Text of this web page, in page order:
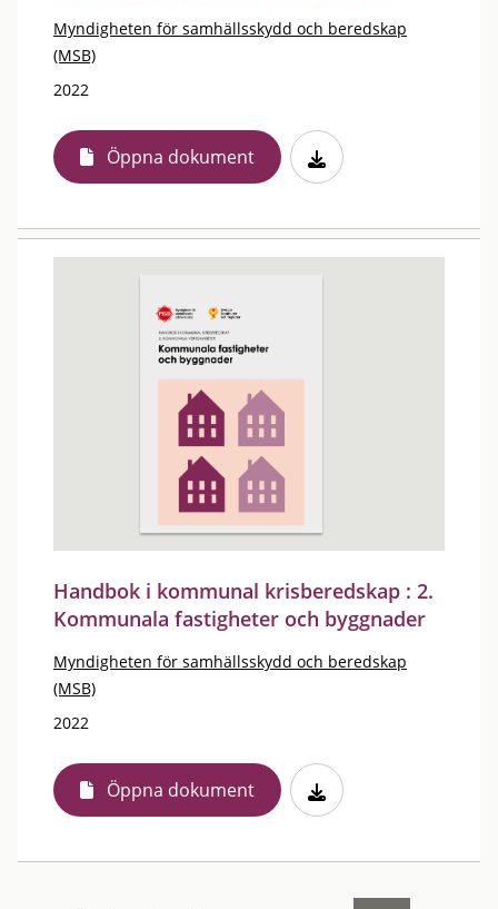
Myndigheten för samhällsskydd och beredskap
(MSB)
2022
Öppna dokument
Handbok i kommunal krisberedskap : 2.
Kommunala fastigheter och byggnader
Myndigheten för samhällsskydd och beredskap
(MSB)
2022
Öppna dokument